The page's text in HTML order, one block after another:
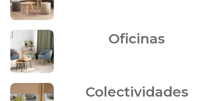
Oficinas
Colectividades